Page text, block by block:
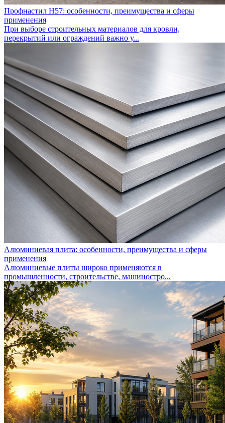
Профнастил Н57: особенности, преимущества и сферы
применения
При выборе строительных материалов для кровли,
перекрытий или ограждений важно у...
Алюминиевая плита: особенности, преимущества и сферы
применения
Алюминиевые плиты широко применяются в
промышленности, строительстве, машиностро...